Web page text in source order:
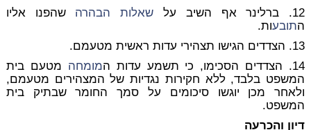
12. ברלינר אף השיב על
שאלות הבהרה שהפנו אליו
התובעות.
13. הצדדים הגישו תצהירי עדות ראשית מטעמם.
14. הצדדים הסכימו, כי תשמע עדות ה
מומחה מטעם בית
המשפט בלבד, ללא חקירות נגדיות של המצהירים מטעמם,
ולאחר מכן יוגשו סיכומים על סמך החומר שבתיק בית
המשפט.
דיון והכרעה